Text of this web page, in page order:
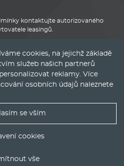
kontaktujte autorizovaného
leasingů.
CMS Framework
cookies, na jejichž základě
služeb našich partnerů
reklamy. Více
osobních údajů naleznete
se vším
cookies
vše
Nejlepší nabídky operáku do Vašeho emailu